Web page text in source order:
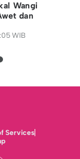
Wangi
dan
WIB
Services